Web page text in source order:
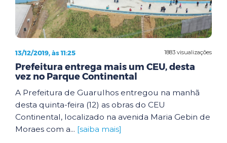
1883 visualizações
13/12/2019, às 11:25
Prefeitura entrega mais um CEU, desta
vez no Parque Continental
A Prefeitura de Guarulhos entregou na manhã
desta quinta-feira (12) as obras do CEU
Continental, localizado na avenida Maria Gebin de
Moraes com a... [saiba mais]